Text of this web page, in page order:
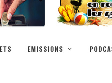
EMISSIONS